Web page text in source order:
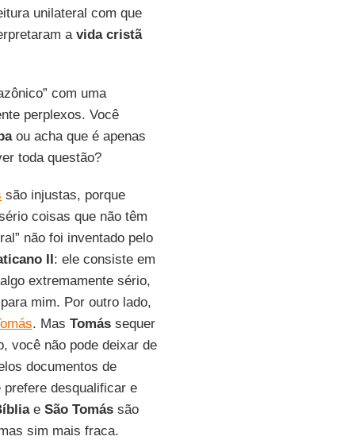
unilateral com que
a vida cristã
com uma
perplexos. Você
ou acha que é apenas
toda questão?
são injustas, porque
coisas que não têm
não foi inventado pelo
II: ele consiste em
extremamente sério,
mim. Por outro lado,
. Mas Tomássequer
você não pode deixar de
documentos de
prefere desqualificar e
e São Tomássão
sim mais fraca.